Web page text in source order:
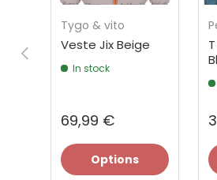
Previous
Tygo & vito
Veste Jix Beige
In stock
69,99 €
Options